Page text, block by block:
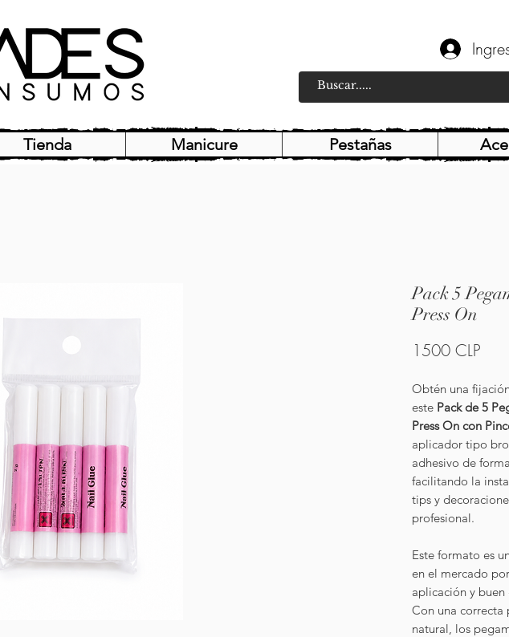
Tienda Manicure Pestañas
Pack 5
Press On
1500 CLPPrecio
Obtén una
este Pack de 5
Press On con
aplicador tipo
adhesivo de
facilitando la
tips y
profesional.
Este formato es
en el mercado
aplicación y
Con una correcta
natural, los